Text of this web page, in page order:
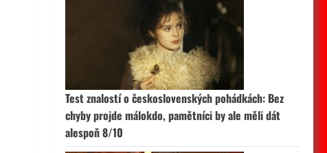
Test znalostí o československých pohádkách: Bez
chyby projde málokdo, pamětníci by ale měli dát
alespoň 8/10